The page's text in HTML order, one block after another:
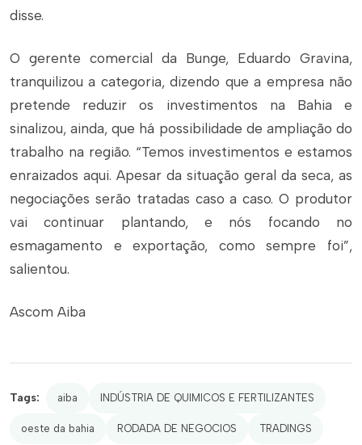
disse.
O gerente comercial da Bunge, Eduardo Gravina,
tranquilizou a categoria, dizendo que a empresa não
pretende reduzir os investimentos na Bahia e
sinalizou, ainda, que há possibilidade de ampliação do
trabalho na região. “Temos investimentos e estamos
enraizados aqui. Apesar da situação geral da seca, as
negociações serão tratadas caso a caso. O produtor
vai continuar plantando, e nós focando no
esmagamento e exportação, como sempre foi”,
salientou.
Ascom Aiba
Tags: aiba INDÚSTRIA DE QUIMICOS E FERTILIZANTES
oeste da bahia RODADA DE NEGOCIOS TRADINGS